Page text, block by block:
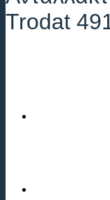
Trodat